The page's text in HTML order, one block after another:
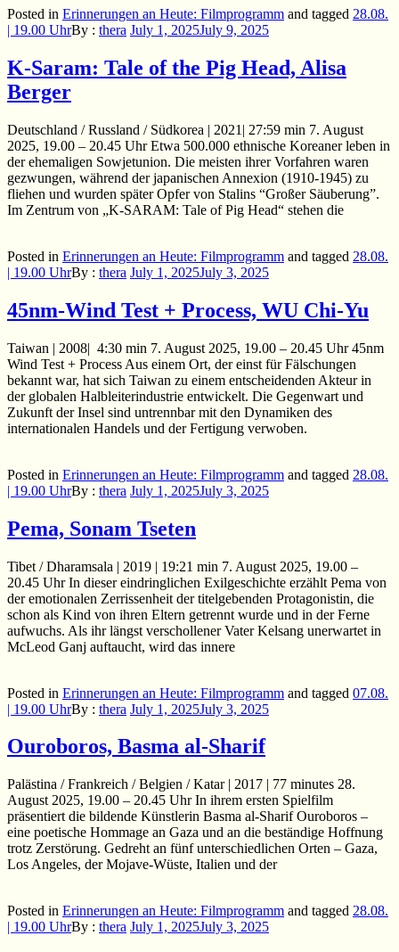
Posted in Erinnerungen an Heute: Filmprogramm and tagged 28.08.
| 19.00 UhrBy : thera July 1, 2025July 9, 2025
K-Saram: Tale of the Pig Head, Alisa
Berger
Deutschland / Russland / Südkorea | 2021| 27:59 min 7. August
2025, 19.00 – 20.45 Uhr Etwa 500.000 ethnische Koreaner leben in
der ehemaligen Sowjetunion. Die meisten ihrer Vorfahren waren
gezwungen, während der japanischen Annexion (1910-1945) zu
fliehen und wurden später Opfer von Stalins “Großer Säuberung”.
Im Zentrum von „K-SARAM: Tale of Pig Head“ stehen die
Posted in Erinnerungen an Heute: Filmprogramm and tagged 28.08.
| 19.00 UhrBy : thera July 1, 2025July 3, 2025
45nm-Wind Test + Process, WU Chi-Yu
Taiwan | 2008| 4:30 min 7. August 2025, 19.00 – 20.45 Uhr 45nm
Wind Test + Process Aus einem Ort, der einst für Fälschungen
bekannt war, hat sich Taiwan zu einem entscheidenden Akteur in
der globalen Halbleiterindustrie entwickelt. Die Gegenwart und
Zukunft der Insel sind untrennbar mit den Dynamiken des
internationalen Handels und der Fertigung verwoben.
Posted in Erinnerungen an Heute: Filmprogramm and tagged 28.08.
| 19.00 UhrBy : thera July 1, 2025July 3, 2025
Pema, Sonam Tseten
Tibet / Dharamsala | 2019 | 19:21 min 7. August 2025, 19.00 –
20.45 Uhr In dieser eindringlichen Exilgeschichte erzählt Pema von
der emotionalen Zerrissenheit der titelgebenden Protagonistin, die
schon als Kind von ihren Eltern getrennt wurde und in der Ferne
aufwuchs. Als ihr längst verschollener Vater Kelsang unerwartet in
McLeod Ganj auftaucht, wird das innere
Posted in Erinnerungen an Heute: Filmprogramm and tagged 07.08.
| 19.00 UhrBy : thera July 1, 2025July 3, 2025
Ouroboros, Basma al-Sharif
Palästina / Frankreich / Belgien / Katar | 2017 | 77 minutes 28.
August 2025, 19.00 – 20.45 Uhr In ihrem ersten Spielfilm
präsentiert die bildende Künstlerin Basma al-Sharif Ouroboros –
eine poetische Hommage an Gaza und an die beständige Hoffnung
trotz Zerstörung. Gedreht an fünf unterschiedlichen Orten – Gaza,
Los Angeles, der Mojave-Wüste, Italien und der
Posted in Erinnerungen an Heute: Filmprogramm and tagged 28.08.
| 19.00 UhrBy : thera July 1, 2025July 3, 2025